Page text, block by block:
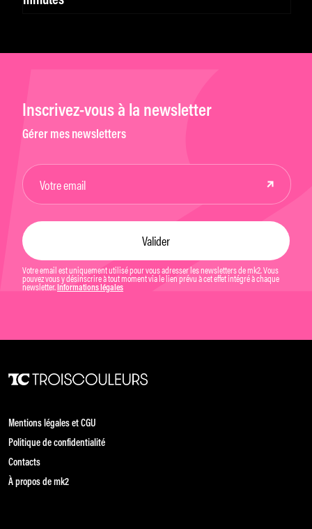
Inscrivez-vous à la newsletter
Gérer mes newsletters
Votre email est uniquement utilisé pour vous adresser les newsletters de mk2. Vous
pouvez vous y désinscrire à tout moment via le lien prévu à cet effet intégré à chaque
newsletter. Informations légales
Mentions légales et CGU
Politique de confidentialité
Contacts
À propos de mk2